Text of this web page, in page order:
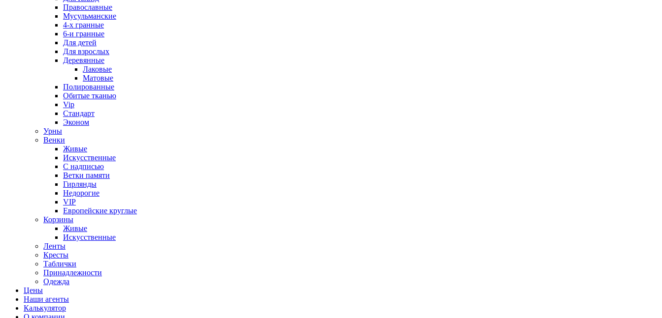
Православные
Мусульманские
4-х гранные
6-и гранные
Для детей
Для взрослых
Деревянные
Лаковые
Матовые
Полированные
Обитые тканью
Vip
Стандарт
Эконом
Урны
Венки
Живые
Искусственные
С надписью
Ветки памяти
Гирлянды
Недорогие
VIP
Европейские круглые
Корзины
Живые
Искусственные
Ленты
Кресты
Таблички
Принадлежности
Одежда
Цены
Наши агенты
Калькулятор